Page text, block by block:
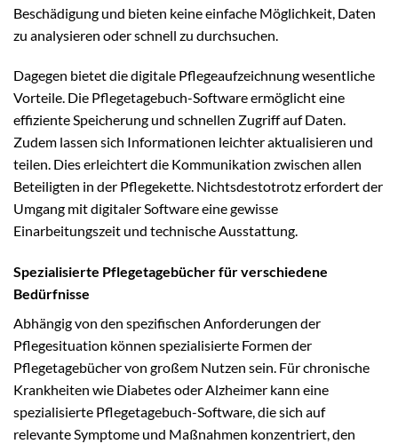
Beschädigung und bieten keine einfache Möglichkeit, Daten
zu analysieren oder schnell zu durchsuchen.
Dagegen bietet die digitale Pflegeaufzeichnung wesentliche
Vorteile. Die Pflegetagebuch-Software ermöglicht eine
effiziente Speicherung und schnellen Zugriff auf Daten.
Zudem lassen sich Informationen leichter aktualisieren und
teilen. Dies erleichtert die Kommunikation zwischen allen
Beteiligten in der Pflegekette. Nichtsdestotrotz erfordert der
Umgang mit digitaler Software eine gewisse
Einarbeitungszeit und technische Ausstattung.
Spezialisierte Pflegetagebücher für verschiedene
Bedürfnisse
Abhängig von den spezifischen Anforderungen der
Pflegesituation können spezialisierte Formen der
Pflegetagebücher von großem Nutzen sein. Für chronische
Krankheiten wie Diabetes oder Alzheimer kann eine
spezialisierte Pflegetagebuch-Software, die sich auf
relevante Symptome und Maßnahmen konzentriert, den